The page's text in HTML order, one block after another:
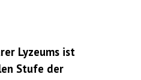
Lyzeums ist
Stufe der